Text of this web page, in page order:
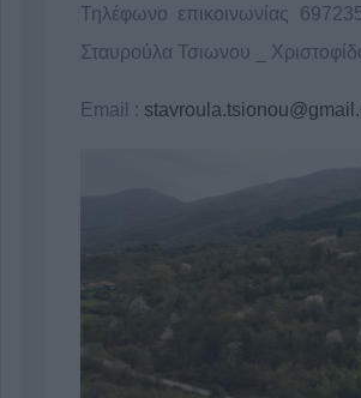
Τηλέφωνο επικοινωνίας
Σταυρούλα Τσιωνου _
Email :